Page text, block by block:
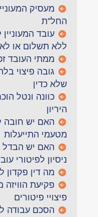
מעסיק
החל''ת
עובד
ללא תשלום או
ממתי העובד
גובה פיצוי
שלא כדין
כוונה ונטל
היריון
האם יש חובה
מטעמי התייעלות
האם יש הבדל
ניסיון לפיטורי
מה דין פקדון
פקיעת
פיצויי פיטורים
הסכם עבודה